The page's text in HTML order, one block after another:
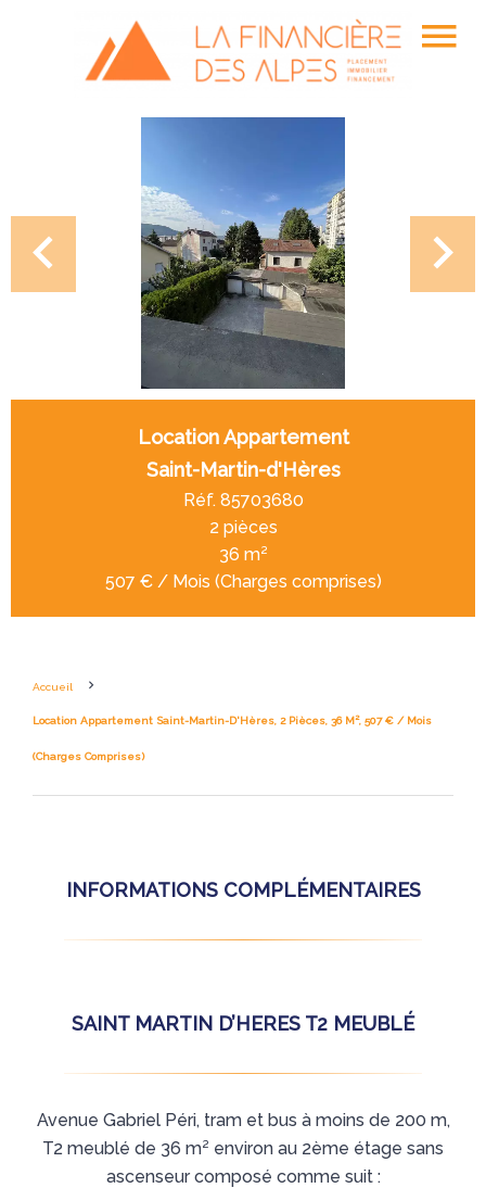
Location Appartement
Saint-Martin-d'Hères
Réf. 85703680
2 pièces
36 m²
507 € / Mois (Charges comprises)
Accueil
Location Appartement Saint-Martin-D'Hères, 2 Pièces, 36 M², 507 € / Mois
(Charges Comprises)
INFORMATIONS COMPLÉMENTAIRES
SAINT MARTIN D’HERES T2 MEUBLÉ
Avenue Gabriel Péri, tram et bus à moins de 200 m,
T2 meublé de 36 m² environ au 2ème étage sans
ascenseur composé comme suit :